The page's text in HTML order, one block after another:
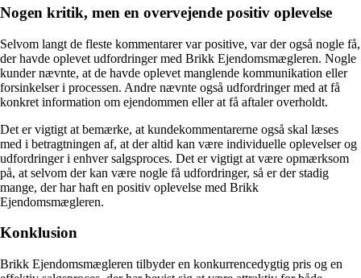
Nogen kritik, men en overvejende positiv oplevelse
Selvom langt de fleste kommentarer var positive, var der også nogle få,
der havde oplevet udfordringer med Brikk Ejendomsmægleren. Nogle
kunder nævnte, at de havde oplevet manglende kommunikation eller
forsinkelser i processen. Andre nævnte også udfordringer med at få
konkret information om ejendommen eller at få aftaler overholdt.
Det er vigtigt at bemærke, at kundekommentarerne også skal læses
med i betragtningen af, at der altid kan være individuelle oplevelser og
udfordringer i enhver salgsproces. Det er vigtigt at være opmærksom
på, at selvom der kan være nogle få udfordringer, så er der stadig
mange, der har haft en positiv oplevelse med Brikk
Ejendomsmægleren.
Konklusion
Brikk Ejendomsmægleren tilbyder en konkurrencedygtig pris og en